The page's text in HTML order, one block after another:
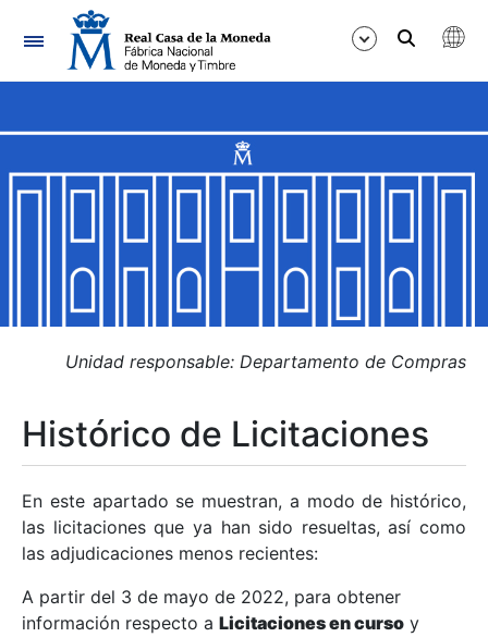
Navegación
Mostrar/Ocultar
Mostrar/Ocultar
Mostrar/Ocultar
Mostrar/Ocultar
Mostrar/Ocultar
Mostrar/Ocultar
Unidad responsable: Departamento de Compras
Histórico de Licitaciones
En este apartado se muestran, a modo de histórico,
las licitaciones que ya han sido resueltas, así como
las adjudicaciones menos recientes:
A partir del 3 de mayo de 2022, para obtener
información respecto a Licitaciones en curso y